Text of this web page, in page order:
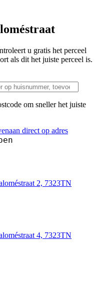
u gratis het perceel
als dit het juiste perceel is.
om sneller het juiste
direct op adres
2, 7323TN
4, 7323TN